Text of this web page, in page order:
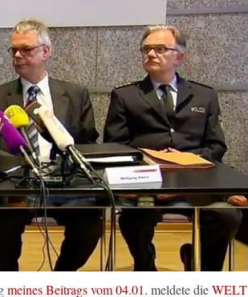
meines Beitrags vom 04.01. meldete dieWELT